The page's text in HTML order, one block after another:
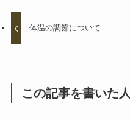
体温の調節について
この記事を書いた人